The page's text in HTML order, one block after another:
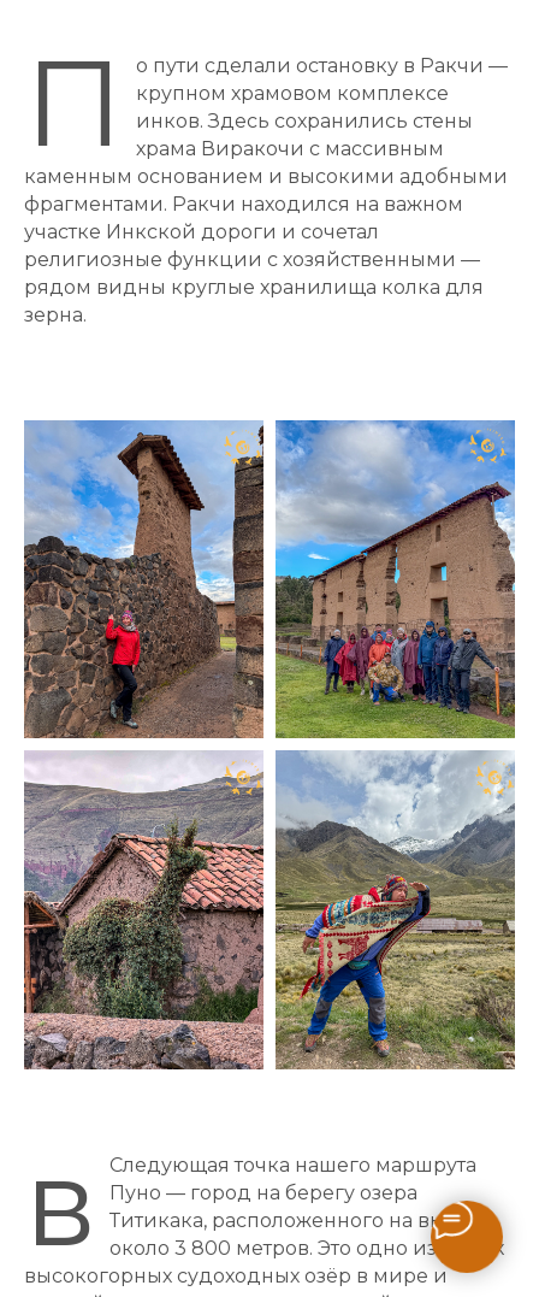
П
о пути сделали остановку в Ракчи —
крупном храмовом комплексе
инков. Здесь сохранились стены
храма Виракочи с массивным
каменным основанием и высокими адобными
фрагментами. Ракчи находился на важном
участке Инкской дороги и сочетал
религиозные функции с хозяйственными —
рядом видны круглые хранилища колка для
зерна.
в
Следующая точка нашего маршрута
Пуно — город на берегу озера
Титикака, расположенного на высоте
около 3 800 метров. Это одно из самых
высокогорных судоходных озёр в мире и